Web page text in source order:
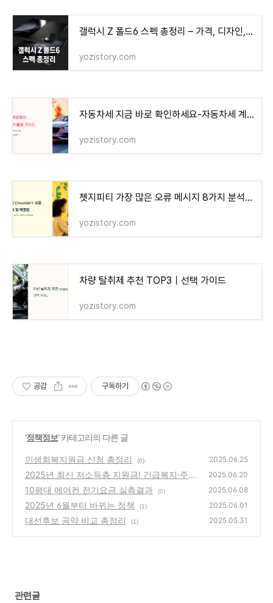
갤럭시 Z 폴드6 스펙 총정리 – 가격, 디자인, 성능 완벽 분석
yozistory.com
자동차세 지금 바로 확인하세요-자동차세 계산기
yozistory.com
쳇지피티 가장 많은 오류 메시지 8가지 분석 + 해결법
yozistory.com
차량 탈취제 추천 TOP3｜선택 가이드
yozistory.com
공감 구독하기
'정책정보' 카테고리의 다른 글
민생회복지원금 신청 총정리 (0) 2025.06.25
2025년 최신 저소득층 지원금! 긴급복지·주거·
육아까지 한눈에
(0)
2025.06.20
10평대 에어컨 전기요금 실측결과 (0) 2025.06.08
2025년 6월부터 바뀌는 정책 (1) 2025.06.01
대선후보 공약 비교 총정리 (1) 2025.05.31
관련글